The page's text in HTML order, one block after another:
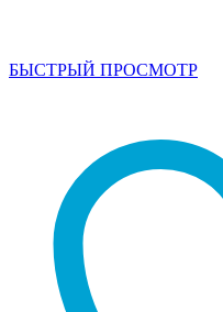
БЫСТРЫЙ ПРОСМОТР